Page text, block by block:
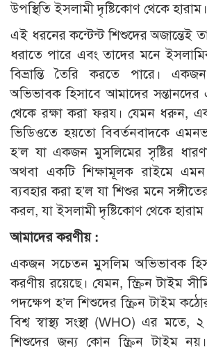
উপস্থিতি ইসলামী দৃষ্টিকোণ থেকে হারাম।
এই ধরনের কন্টেন্ট শিশুদের অজান্তেই
ধরাতে পারে এবং তাদের মনে
বিভ্রান্তি তৈরি করতে পারে।
অভিভাবক হিসাবে আমাদের
থেকে রক্ষা করা ফরয। যেমন ধরুন,
ভিডিওতে হয়তো বিবর্তনবাদকে
হ’ল যা একজন মুসলিমের সৃষ্টির
অথবা একটি শিক্ষামূলক রাইমে
ব্যবহার করা হ’ল যা শিশুর মনে
করল, যা ইসলামী দৃষ্টিকোণ থেকে
আমাদের করণীয় :
একজন সচেতন মুসলিম অভিভাবক
করণীয় রয়েছে। যেমন, স্ক্রিন টাইম
পদক্ষেপ হ’ল শিশুদের স্ক্রিন টাইম
বিশ্ব স্বাস্থ্য সংস্থা (WHO) এর
শিশুদের জন্য কোন স্ক্রিন টাইম